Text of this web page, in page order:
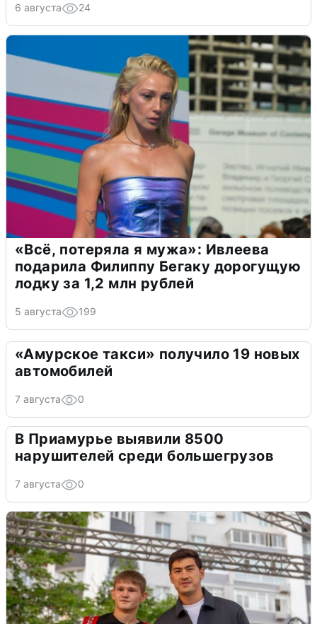
6 августа 24
«Всё, потеряла я мужа»: Ивлеева
подарила Филиппу Бегаку дорогущую
лодку за 1,2 млн рублей
5 августа 199
«Амурское такси» получило 19 новых
автомобилей
7 августа 0
В Приамурье выявили 8500
нарушителей среди большегрузов
7 августа 0